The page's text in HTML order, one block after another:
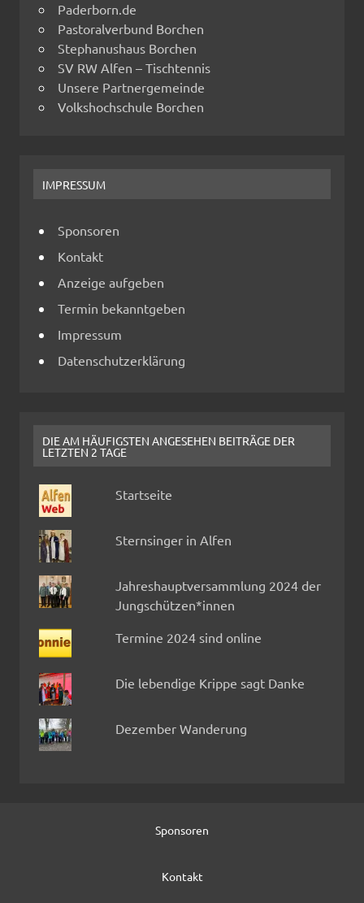
Paderborn.de
Pastoralverbund Borchen
Stephanushaus Borchen
SV RW Alfen – Tischtennis
Unsere Partnergemeinde
Volkshochschule Borchen
IMPRESSUM
Sponsoren
Kontakt
Anzeige aufgeben
Termin bekanntgeben
Impressum
Datenschutzerklärung
DIE AM HÄUFIGSTEN ANGESEHEN BEITRÄGE DER
LETZTEN 2 TAGE
Startseite
Sternsinger in Alfen
Jahreshauptversammlung 2024 der
Jungschützen*innen
Termine 2024 sind online
Die lebendige Krippe sagt Danke
Dezember Wanderung
Sponsoren
Kontakt